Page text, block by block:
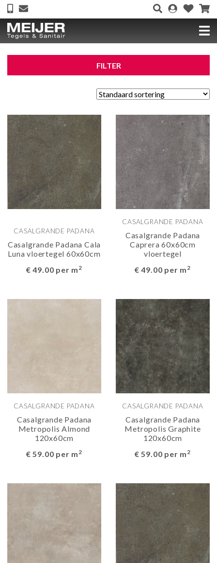
FILTER
CASALGRANDE PADANA
Casalgrande Padana Cala
Luna vloertegel 60x60cm
€ 49.00 per m2
CASALGRANDE PADANA
Casalgrande Padana
Caprera 60x60cm
vloertegel
€ 49.00 per m2
CASALGRANDE PADANA
Casalgrande Padana
Metropolis Almond
120x60cm
€ 59.00 per m2
CASALGRANDE PADANA
Casalgrande Padana
Metropolis Graphite
120x60cm
€ 59.00 per m2